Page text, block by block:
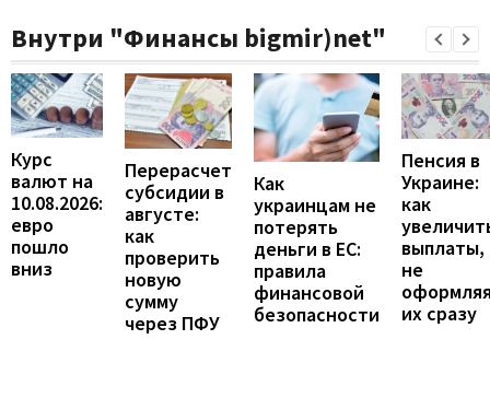
Внутри "Финансы bigmir)net"
Курс
валют на
10.08.2026:
евро
пошло
вниз
Перерасчет
субсидии в
августе:
как
проверить
новую
сумму
через ПФУ
Как
украинцам не
потерять
деньги в ЕС:
правила
финансовой
безопасности
Пенсия в
Украине:
как
выплаты,
не
их сразу